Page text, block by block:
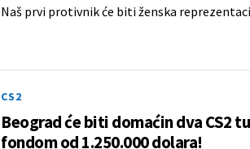
Naš prvi protivnik će biti ženska
CS2
Beograd će biti domaćin dva CS2
fondom od 1.250.000 dolara!